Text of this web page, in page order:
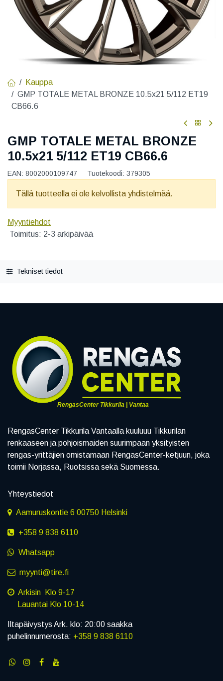
Kauppa
GMP TOTALE METAL BRONZE 10.5x21 5/112 ET19
CB66.6
GMP TOTALE METAL BRONZE
10.5x21 5/112 ET19 CB66.6
EAN: 8002000109747 Tuotekoodi: 379305
Tällä tuotteella ei ole kelvollista yhdistelmää.
Myyntiehdot
Toimitus: 2-3 arkipäivää
Tekniset tiedot
RengasCenter Tikkurila | Vantaa
RengasCenter Tikkurila Vantaalla kuuluuu Tikkurilan
renkaaseen ja pohjoismaiden suurimpaan yksityisten
rengas-yrittäjien omistamaan RengasCenter-ketjuun, joka
toimii Norjassa, Ruotsissa sekä Suomessa.
Yhteystiedot
Aamuruskontie 6 00750 Helsinki
+358 9 838 6110
Whatsapp
myynti@tire.fi
Arkisin Klo 9-17
Lauantai Klo 10-14
Iltapäivystys Ark. klo: 20:00 saakka
puhelinnumerosta: +358 9 838 6110